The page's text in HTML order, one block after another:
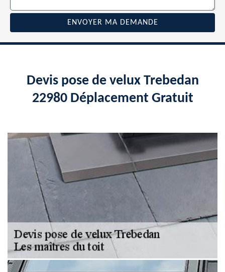
Devis pose de velux Trebedan
22980 Déplacement Gratuit